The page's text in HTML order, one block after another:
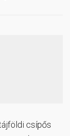
csípős